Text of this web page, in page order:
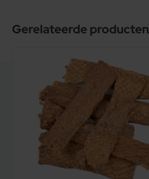
Gerelateerde producten